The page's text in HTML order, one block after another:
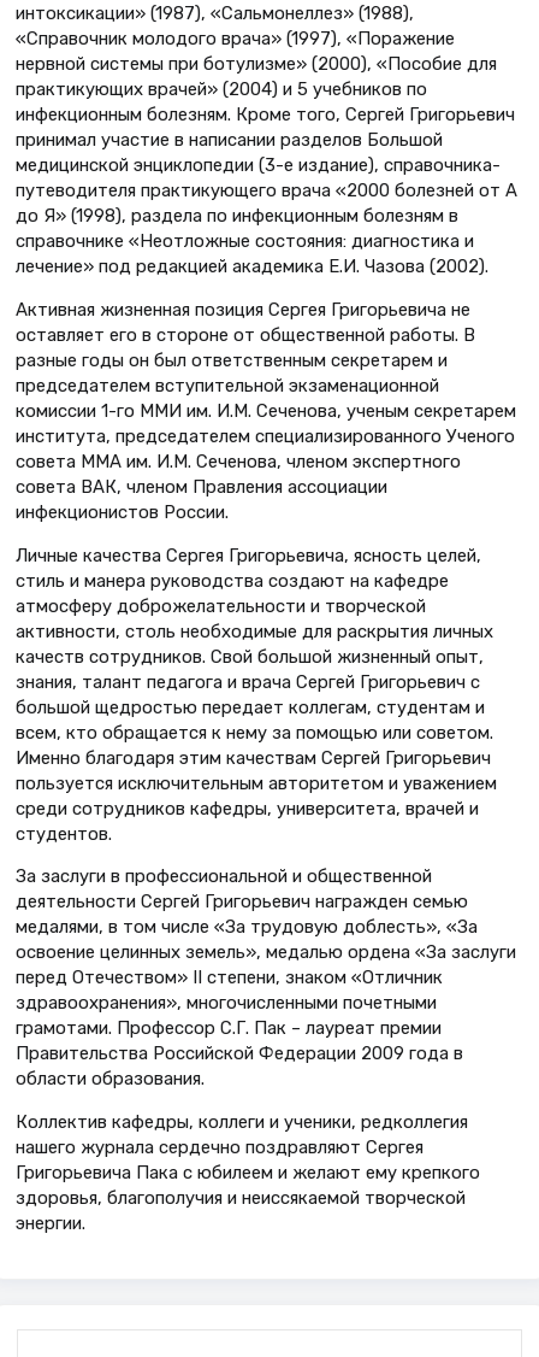
интоксикации» (1987), «Сальмонеллез» (1988),
«Справочник молодого врача» (1997), «Поражение
нервной системы при ботулизме» (2000), «Пособие для
практикующих врачей» (2004) и 5 учебников по
инфекционным болезням. Кроме того, Сергей Григорьевич
принимал участие в написании разделов Большой
медицинской энциклопедии (3-е издание), справочника-
путеводителя практикующего врача «2000 болезней от А
до Я» (1998), раздела по инфекционным болезням в
справочнике «Неотложные состояния: диагностика и
лечение» под редакцией академика Е.И. Чазова (2002).
Активная жизненная позиция Сергея Гри­горьевича не
оставляет его в стороне от общественной работы. В
разные годы он был ответст­венным секретарем и
председателем вступительной экзаменационной
комиссии 1-го ММИ им. И.М. Сеченова, ученым секретарем
института, председателем специализированного Ученого
совета ММА им. И.М. Сеченова, членом экспертного
совета ВАК, членом Правления ассоциации
инфекционистов России.
Личные качества Сергея Григорьевича, ясность целей,
стиль и манера руководства создают на кафедре
атмосферу доброжелательности и творческой
активности, столь необходимые для раскрытия личных
качеств сотрудников. Свой большой жизненный опыт,
знания, талант педагога и врача Сергей Григорьевич с
большой щедростью передает коллегам, студентам и
всем, кто обращается к нему за помощью или советом.
Именно благодаря этим качествам Сергей Григорьевич
пользуется исключительным авторитетом и уважением
среди сотрудников кафедры, университета, врачей и
студентов.
За заслуги в профессиональной и общественной
деятельности Сергей Григорьевич награжден семью
медалями, в том числе «За трудовую доблесть», «За
освоение целинных земель», медалью ордена «За заслуги
перед Отечеством» II степени, знаком «Отличник
здравоохранения», многочисленными почетными
грамотами. Профессор С.Г. Пак – лауреат премии
Правительства Российской Федерации 2009 года в
области образования.
Коллектив кафедры, коллеги и ученики, редколлегия
нашего журнала сердечно поздравляют Сергея
Григорьевича Пака с юбилеем и желают ему крепкого
здоровья, благополучия и неиссякаемой творческой
энергии.